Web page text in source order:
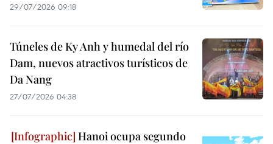
29/07/2026 09:18
Túneles de Ky Anh y humedal del río
Dam, nuevos atractivos turísticos de
Da Nang
27/07/2026 04:38
Hanoi ocupa segundo